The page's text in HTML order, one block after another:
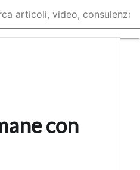
con